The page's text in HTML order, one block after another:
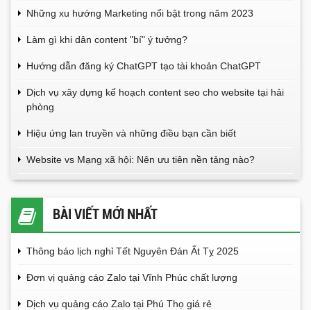
Những xu hướng Marketing nổi bật trong năm 2023
Làm gì khi dân content "bí" ý tưởng?
Hướng dẫn đăng ký ChatGPT tạo tài khoản ChatGPT
Dịch vụ xây dựng kế hoạch content seo cho website tại hải
phòng
Hiệu ứng lan truyền và những điều bạn cần biết
Website vs Mạng xã hội: Nên ưu tiên nền tảng nào?
BÀI VIẾT MỚI NHẤT
Thông báo lịch nghỉ Tết Nguyên Đán Ất Tỵ 2025
Đơn vị quảng cáo Zalo tại Vĩnh Phúc chất lượng
Dịch vụ quảng cáo Zalo tại Phú Thọ giá rẻ